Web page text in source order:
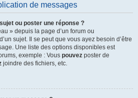
de messages
ou poster une réponse ?
» depuis la page d’un forum ou
sujet. Il se peut que vous ayez besoin d’être
Une liste des options disponibles est
exemple : Vous pouvez poster de
joindre des fichiers, etc.